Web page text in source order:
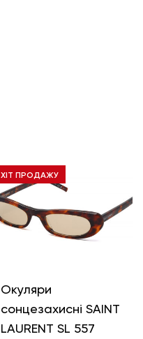
ХІТ ПРОДАЖУ
Окуляри
сонцезахисні SAINT
LAURENT SL 557